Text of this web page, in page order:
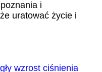
i
uratować życie i
wzrost ciśnienia